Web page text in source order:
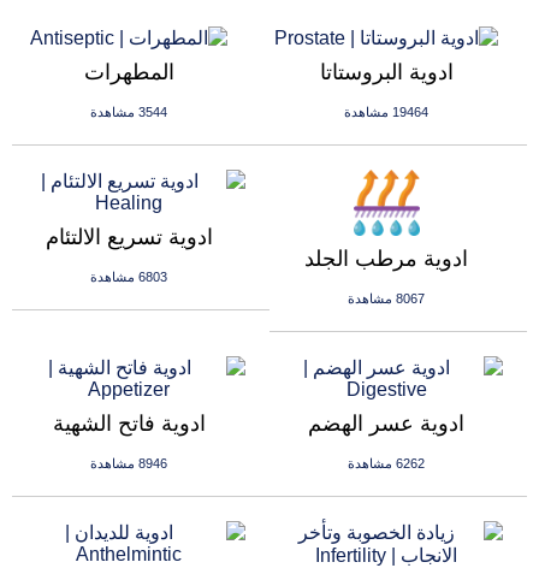
المطهرات
3544 مشاهدة
ادوية البروستاتا
19464 مشاهدة
ادوية تسريع الالتئام
6803 مشاهدة
ادوية مرطب الجلد
8067 مشاهدة
ادوية فاتح الشهية
8946 مشاهدة
ادوية عسر الهضم
6262 مشاهدة